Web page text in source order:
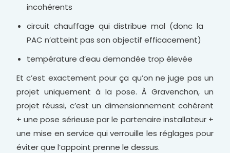
incohérents
circuit chauffage qui distribue mal (donc la
PAC n’atteint pas son objectif efficacement)
température d’eau demandée trop élevée
Et c’est exactement pour ça qu’on ne juge pas un
projet uniquement à la pose. À Gravenchon, un
projet réussi, c’est un dimensionnement cohérent
+ une pose sérieuse par le partenaire installateur +
une mise en service qui verrouille les réglages pour
éviter que l’appoint prenne le dessus.